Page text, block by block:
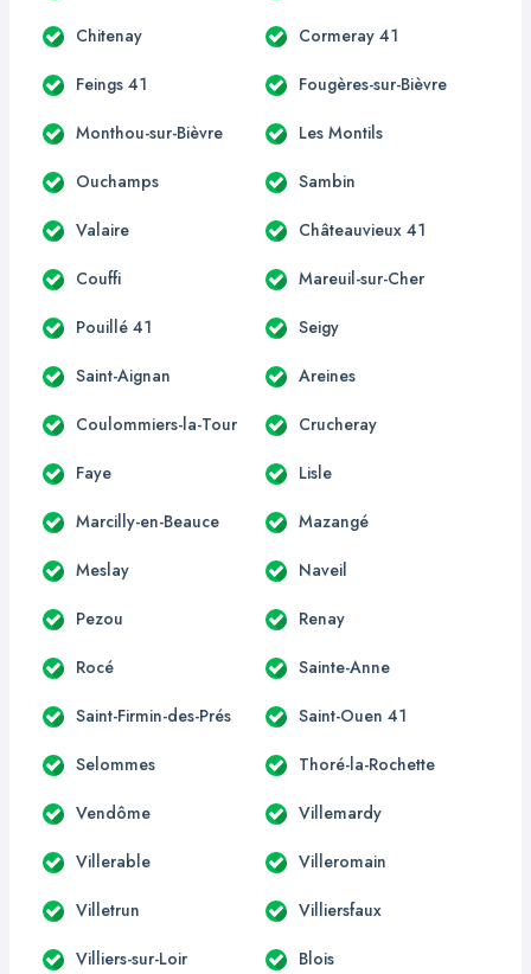
Chitenay Cormeray 41
Feings 41 Fougères-sur-Bièvre
Monthou-sur-Bièvre Les Montils
Ouchamps Sambin
Valaire Châteauvieux 41
Couffi Mareuil-sur-Cher
Pouillé 41 Seigy
Saint-Aignan Areines
Coulommiers-la-Tour Crucheray
Faye Lisle
Marcilly-en-Beauce Mazangé
Meslay Naveil
Pezou Renay
Rocé Sainte-Anne
Saint-Firmin-des-Prés Saint-Ouen 41
Selommes Thoré-la-Rochette
Vendôme Villemardy
Villerable Villeromain
Villetrun Villiersfaux
Villiers-sur-Loir Blois